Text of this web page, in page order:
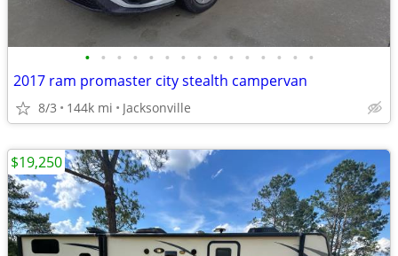
• • • • • • • • • • • • • • •
2017 ram promaster city stealth campervan
8/3 144k mi Jacksonville
$19,250